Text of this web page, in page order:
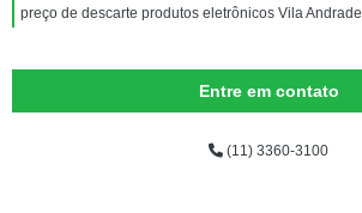
preço de descarte produtos eletrônicos Vila Andrade
Entre em contato
(11) 3360-3100